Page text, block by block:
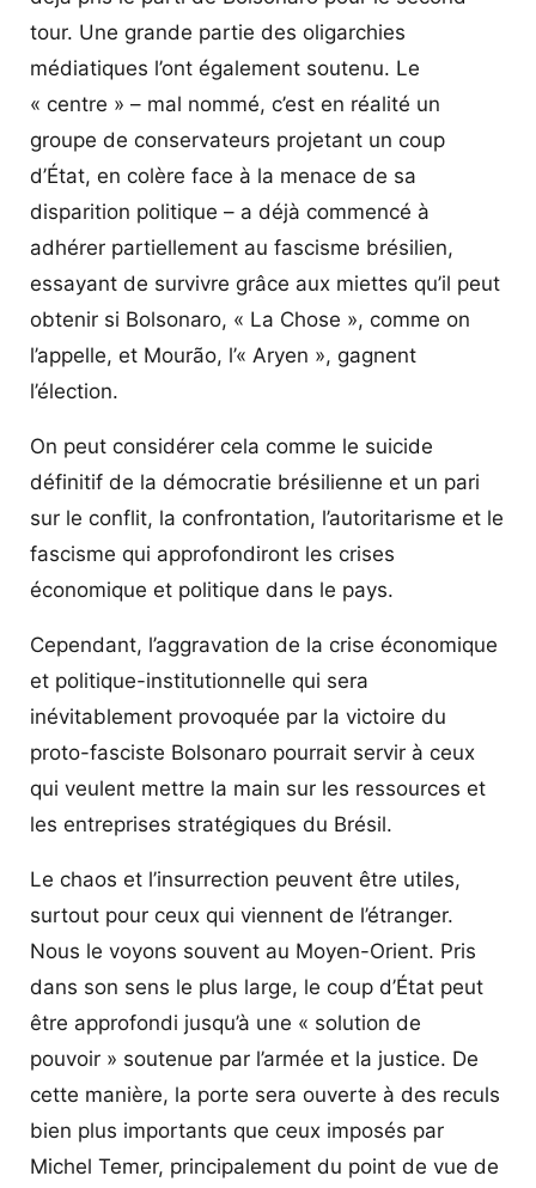
tour. Une grande partie des oligarchies
médiatiques l’ont également soutenu. Le
« centre » – mal nommé, c’est en réalité un
groupe de conservateurs projetant un coup
d’État, en colère face à la menace de sa
disparition politique – a déjà commencé à
adhérer partiellement au fascisme brésilien,
essayant de survivre grâce aux miettes qu’il peut
obtenir si Bolsonaro, « La Chose », comme on
l’appelle, et Mourão, l’« Aryen », gagnent
l’élection.
On peut considérer cela comme le suicide
définitif de la démocratie brésilienne et un pari
sur le conflit, la confrontation, l’autoritarisme et le
fascisme qui approfondiront les crises
économique et politique dans le pays.
Cependant, l’aggravation de la crise économique
et politique-institutionnelle qui sera
inévitablement provoquée par la victoire du
proto-fasciste Bolsonaro pourrait servir à ceux
qui veulent mettre la main sur les ressources et
les entreprises stratégiques du Brésil.
Le chaos et l’insurrection peuvent être utiles,
surtout pour ceux qui viennent de l’étranger.
Nous le voyons souvent au Moyen-Orient. Pris
dans son sens le plus large, le coup d’État peut
être approfondi jusqu’à une « solution de
pouvoir » soutenue par l’armée et la justice. De
cette manière, la porte sera ouverte à des reculs
bien plus importants que ceux imposés par
Michel Temer, principalement du point de vue de